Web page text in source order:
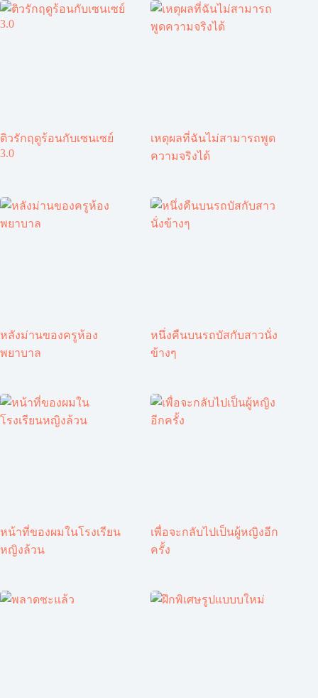
ติวรักฤดูร้อนกับเซนเซย์
3.0
เหตุผลที่ฉันไม่สามารถพูด
ความจริงได้
หลังม่านของครูห้อง
พยาบาล
หนึ่งคืนบนรถบัสกับสาวนั่ง
ข้างๆ
หน้าที่ของผมในโรงเรียน
หญิงล้วน
เพื่อจะกลับไปเป็นผู้หญิงอีก
ครั้ง